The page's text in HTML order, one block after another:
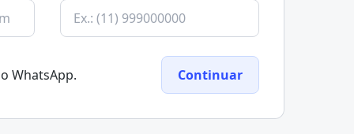
WhatsApp. Continuar